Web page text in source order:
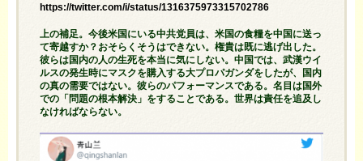
https://twitter.com/i/status/1316375973315702786
上の補足。今後米国にいる中共党員は、米国の食糧を中国に送っ
て寄越すか？おそらくそうはできない。権貴は既に逃げ出した。
彼らは国内の人の生死を本当に気にしない。中国では、武漢ウイ
ルスの発生時にマスクを購入する大プロパガンダをしたが、国内
の真の需要ではない。彼らのパフォーマンスである。名目は国外
での「問題の根本解決」をすることである。世界は責任を追及し
なければならない。